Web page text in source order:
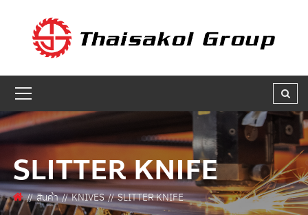
GET A QUOTE
ชื่อบริษัท :
เบอร์ติดต่อกลับ * :
SLITTER KNIFE
สินค้า KNIVES SLITTER KNIFE